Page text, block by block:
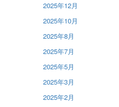
2025年12月
2025年10月
2025年8月
2025年7月
2025年5月
2025年3月
2025年2月